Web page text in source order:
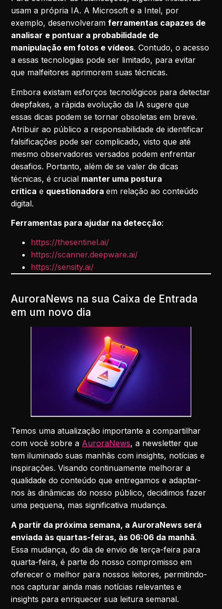
usam a própria IA. A Microsoft e a Intel, por
exemplo, desenvolveramferramentas capazes de
analisar e pontuar a probabilidade de
manipulação em fotos e vídeos. Contudo, o acesso
a essas tecnologias pode ser limitado, para evitar
que malfeitores aprimorem suas técnicas.
Embora existam esforços tecnológicos para detectar
deepfakes, a rápida evolução da IA sugere que
essas dicas podem se tornar obsoletas em breve.
Atribuir ao público a responsabilidade de identificar
falsificações pode ser complicado, visto que até
mesmo observadores versados podem enfrentar
desafios. Portanto, além de se valer de dicas
técnicas, é crucial manter uma postura
crítica e questionadoraem relação ao conteúdo
digital.
Ferramentas para ajudar na detecção:
https://thesentinel.ai/
https://scanner.deepware.ai/
https://sensity.ai/
AuroraNews na sua Caixa de Entrada
em um novo dia
Temos uma atualização importante a compartilhar
com você sobre a AuroraNews, a newsletter que
tem iluminado suas manhãs com insights, notícias e
inspirações. Visando continuamente melhorar a
qualidade do conteúdo que entregamos e adaptar-
nos às dinâmicas do nosso público, decidimos fazer
uma pequena, mas significativa mudança.
A partir da próxima semana, a AuroraNews será
enviada às quartas-feiras, às 06:06 da manhã.
Essa mudança, do dia de envio de terça-feira para
quarta-feira, é parte do nosso compromisso em
oferecer o melhor para nossos leitores, permitindo-
nos capturar ainda mais notícias relevantes e
insights para enriquecer sua leitura semanal.